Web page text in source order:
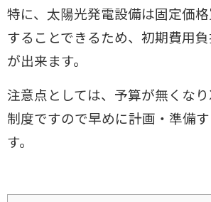
特に、太陽光発電設備は固定価
することできるため、初期費用
が出来ます。
注意点としては、予算が無くな
制度ですので早めに計画・準備
す。